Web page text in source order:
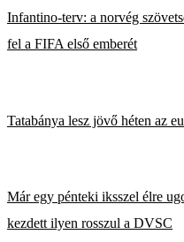
Infantino-terv: a norvég
fel a FIFA első emberét
Tatabánya lesz jövő héten az
Már egy pénteki iksszel élre
kezdett ilyen rosszul a DVSC